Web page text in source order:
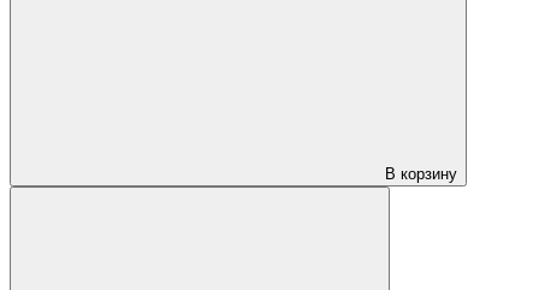
В корзину